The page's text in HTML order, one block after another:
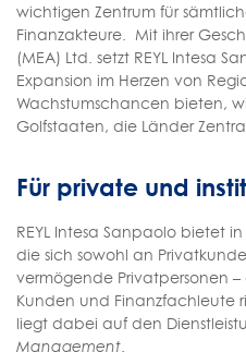
wichtigen Zentrum für
Finanzakteure. Mit ihrer
(MEA) Ltd. setzt REYL Intesa
Expansion im Herzen von
Wachstumschancen bieten,
Golfstaaten, die Länder
Für private und
REYL Intesa Sanpaolo bietet
die sich sowohl an
vermögende Privatpersonen
Kunden und Finanzfachleute
liegt dabei auf den
Management